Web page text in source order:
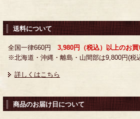
送料について
全国一律660円 3,980円（税込）以上のお
※北海道・沖縄・離島・山間部は9,800円(税
詳しくはこちら
商品のお届け日について